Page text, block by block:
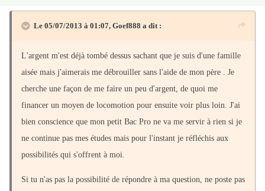
Le 05/07/2013 à 01:07, Goef888 a dit :
L'argent m'est déjà tombé dessus sachant que je suis d'une famille
aisée mais j'aimerais me débrouiller sans l'aide de mon père . Je
cherche une façon de me faire un peu d'argent, de quoi me
financer un moyen de locomotion pour ensuite voir plus loin. J'ai
bien conscience que mon petit Bac Pro ne va me servir à rien si je
ne continue pas mes études mais pour l'instant je réfléchis aux
possibilités qui s'offrent à moi.
Si tu n'as pas la possibilité de répondre à ma question, ne poste pas